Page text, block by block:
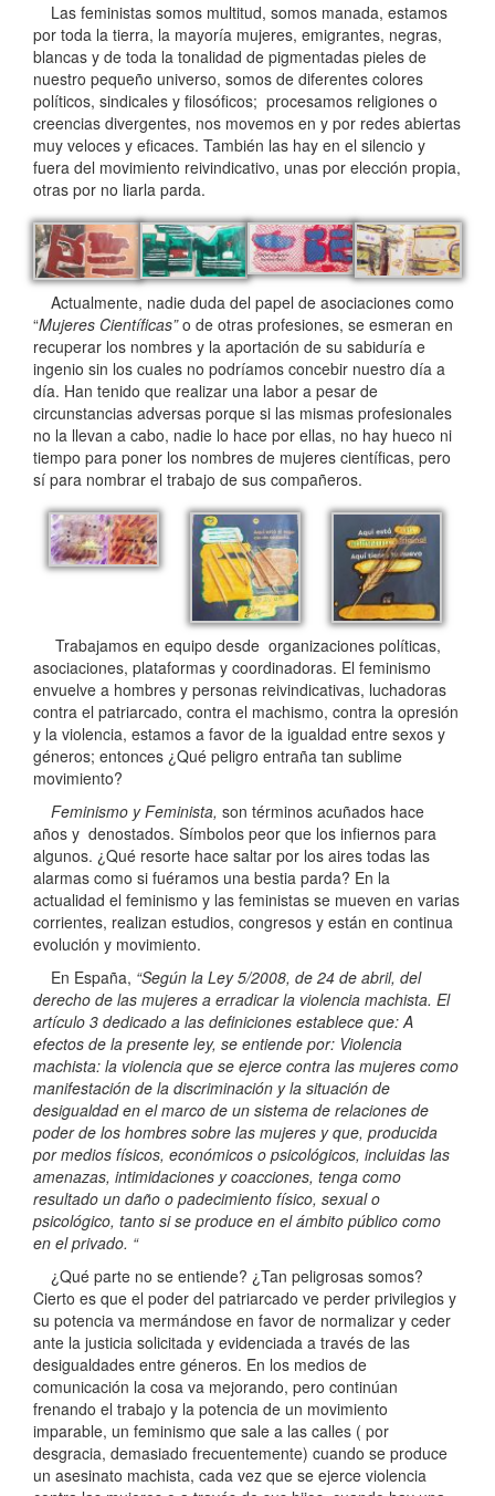
Las feministas somos multitud, somos manada, estamos
por toda la tierra, la mayoría mujeres, emigrantes, negras,
blancas y de toda la tonalidad de pigmentadas pieles de
nuestro pequeño universo, somos de diferentes colores
políticos, sindicales y filosóficos; procesamos religiones o
creencias divergentes, nos movemos en y por redes abiertas
muy veloces y eficaces. También las hay en el silencio y
fuera del movimiento reivindicativo, unas por elección propia,
otras por no liarla parda.
Actualmente, nadie duda del papel de asociaciones como
“Mujeres Científicas”o de otras profesiones, se esmeran en
recuperar los nombres y la aportación de su sabiduría e
ingenio sin los cuales no podríamos concebir nuestro día a
día. Han tenido que realizar una labor a pesar de
circunstancias adversas porque si las mismas profesionales
no la llevan a cabo, nadie lo hace por ellas, no hay hueco ni
tiempo para poner los nombres de mujeres científicas, pero
sí para nombrar el trabajo de sus compañeros.
Trabajamos en equipo desde organizaciones políticas,
asociaciones, plataformas y coordinadoras. El feminismo
envuelve a hombres y personas reivindicativas, luchadoras
contra el patriarcado, contra el machismo, contra la opresión
y la violencia, estamos a favor de la igualdad entre sexos y
géneros; entonces ¿Qué peligro entraña tan sublime
movimiento?
Feminismo y Feminista, son términos acuñados hace
años y denostados. Símbolos peor que los infiernos para
algunos. ¿Qué resorte hace saltar por los aires todas las
alarmas como si fuéramos una bestia parda? En la
actualidad el feminismo y las feministas se mueven en varias
corrientes, realizan estudios, congresos y están en continua
evolución y movimiento.
En España, “Según la Ley 5/2008, de 24 de abril, del
derecho de las mujeres a erradicar la violencia machista. El
artículo 3 dedicado a las definiciones establece que: A
efectos de la presente ley, se entiende por: Violencia
machista: la violencia que se ejerce contra las mujeres como
manifestación de la discriminación y la situación de
desigualdad en el marco de un sistema de relaciones de
poder de los hombres sobre las mujeres y que, producida
por medios físicos, económicos o psicológicos, incluidas las
amenazas, intimidaciones y coacciones, tenga como
resultado un daño o padecimiento físico, sexual o
psicológico, tanto si se produce en el ámbito público como
en el privado. “
¿Qué parte no se entiende? ¿Tan peligrosas somos?
Cierto es que el poder del patriarcado ve perder privilegios y
su potencia va mermándose en favor de normalizar y ceder
ante la justicia solicitada y evidenciada a través de las
desigualdades entre géneros. En los medios de
comunicación la cosa va mejorando, pero continúan
frenando el trabajo y la potencia de un movimiento
imparable, un feminismo que sale a las calles ( por
desgracia, demasiado frecuentemente) cuando se produce
un asesinato machista, cada vez que se ejerce violencia